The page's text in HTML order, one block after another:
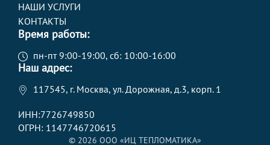
НАШИ УСЛУГИ
КОНТАКТЫ
Время работы:
пн-пт 9:00-19:00, сб: 10:00-16:00
Наш адрес:
117545, г. Москва, ул. Дорожная, д.3, корп. 1
ИНН:7726749850
ОГРН: 1147746720615
© 2026 ООО «ИЦ ТЕПЛОМАТИКА»